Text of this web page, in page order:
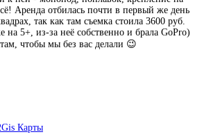
Аренда отбилась почти в первый же день
так как там съемка стоила 3600 руб.
на 5+, из-за неё собственно и брала GoPro)
чтобы мы без вас делали 😉
Карты